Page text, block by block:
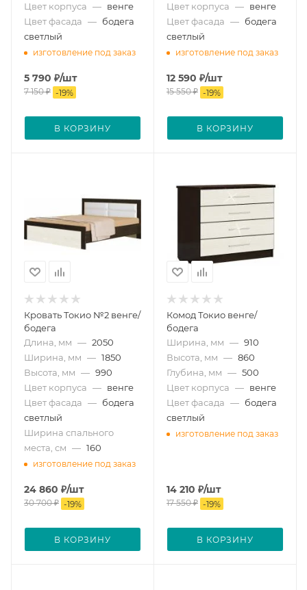
Цвет корпуса — венге
Цвет фасада — бодега
светлый
изготовление под заказ
5 790 ₽/шт
7 150₽ -19%
В КОРЗИНУ
Цвет корпуса — венге
Цвет фасада — бодега
светлый
изготовление под заказ
12 590 ₽/шт
15 550₽ -19%
В КОРЗИНУ
Кровать Токио №2 венге/
бодега
Длина, мм — 2050
Ширина, мм — 1850
Высота, мм — 990
Цвет корпуса — венге
Цвет фасада — бодега
светлый
Ширина спального
места, см — 160
изготовление под заказ
24 860 ₽/шт
30 700₽ -19%
В КОРЗИНУ
Комод Токио венге/
бодега
Ширина, мм — 910
Высота, мм — 860
Глубина, мм — 500
Цвет корпуса — венге
Цвет фасада — бодега
светлый
изготовление под заказ
14 210 ₽/шт
17 550₽ -19%
В КОРЗИНУ